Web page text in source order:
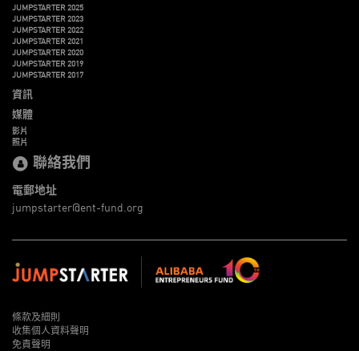
JUMPSTARTER 2025
JUMPSTARTER 2023
JUMPSTARTER 2022
JUMPSTARTER 2021
JUMPSTARTER 2020
JUMPSTARTER 2019
JUMPSTARTER 2017
資訊
媒體
影片
照片
聯絡我們
電郵地址
jumpstarter@ent-fund.org
條款及細則
收集個人資料聲明
免責聲明